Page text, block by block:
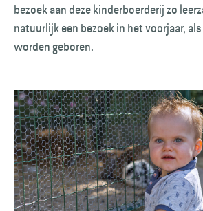
bezoek aan deze kinder­boerderij zo
natuurlijk een bezoek in het voorjaar,
worden geboren.